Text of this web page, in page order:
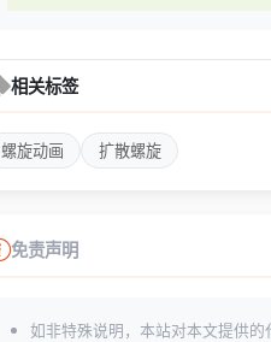
相关标签
螺旋动画 扩散螺旋
免责声明
如非特殊说明，本站对本文提供的